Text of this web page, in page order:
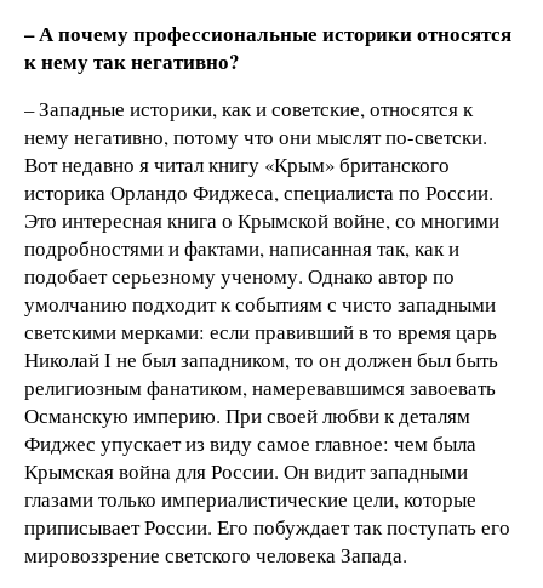
– А почему профессиональные историки относятся
к нему так негативно?
– Западные историки, как и советские, относятся к
нему негативно, потому что они мыслят по-светски.
Вот недавно я читал книгу «Крым» британского
историка Орландо Фиджеса, специалиста по России.
Это интересная книга о Крымской войне, со многими
подробностями и фактами, написанная так, как и
подобает серьезному ученому. Однако автор по
умолчанию подходит к событиям с чисто западными
светскими мерками: если правивший в то время царь
Николай I не был западником, то он должен был быть
религиозным фанатиком, намеревавшимся завоевать
Османскую империю. При своей любви к деталям
Фиджес упускает из виду самое главное: чем была
Крымская война для России. Он видит западными
глазами только империалистические цели, которые
приписывает России. Его побуждает так поступать его
мировоззрение светского человека Запада.